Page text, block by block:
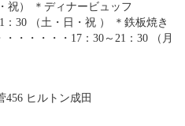
祝） ＊ディナービュッフ
：30 （土・日・祝 ） ＊鉄板焼き
・・・・・17：30～21：30 （月
456 ヒルトン成田